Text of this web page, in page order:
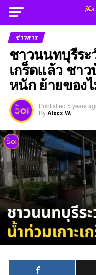
ข่าวสาร
ชาวนนทบุรีระ
เกร็ดแล้ว ชา
หนัก ย้ายของ
Published 5 years
ByAlxcx W.